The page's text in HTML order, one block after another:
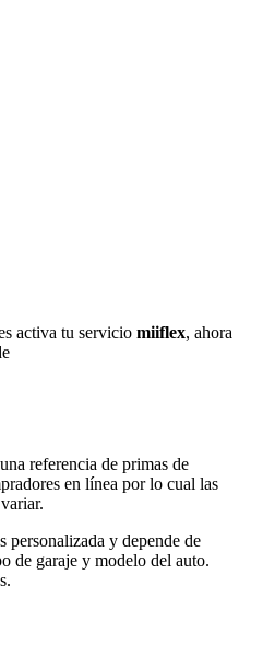
activa tu servicio miiflex, ahora
referencia de primas de
en línea por lo cual las
personalizada y depende de
de garaje y modelo del auto.